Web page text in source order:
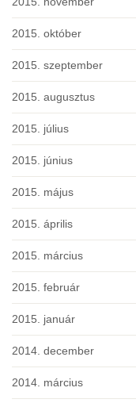
2015. október
2015. szeptember
2015. augusztus
2015. július
2015. június
2015. május
2015. április
2015. március
2015. február
2015. január
2014. december
2014. március